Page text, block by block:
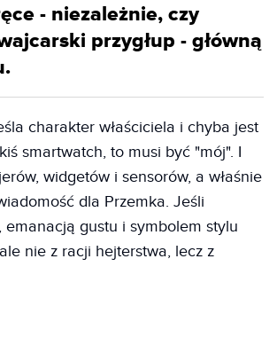
- niezależnie, czy
przygłup - główną
charakter właściciela i chyba jest
smartwatch, to musi być "mój". I
widgetów i sensorów, a właśnie
dla Przemka. Jeśli
gustu i symbolem stylu
nie z racji hejterstwa, lecz z